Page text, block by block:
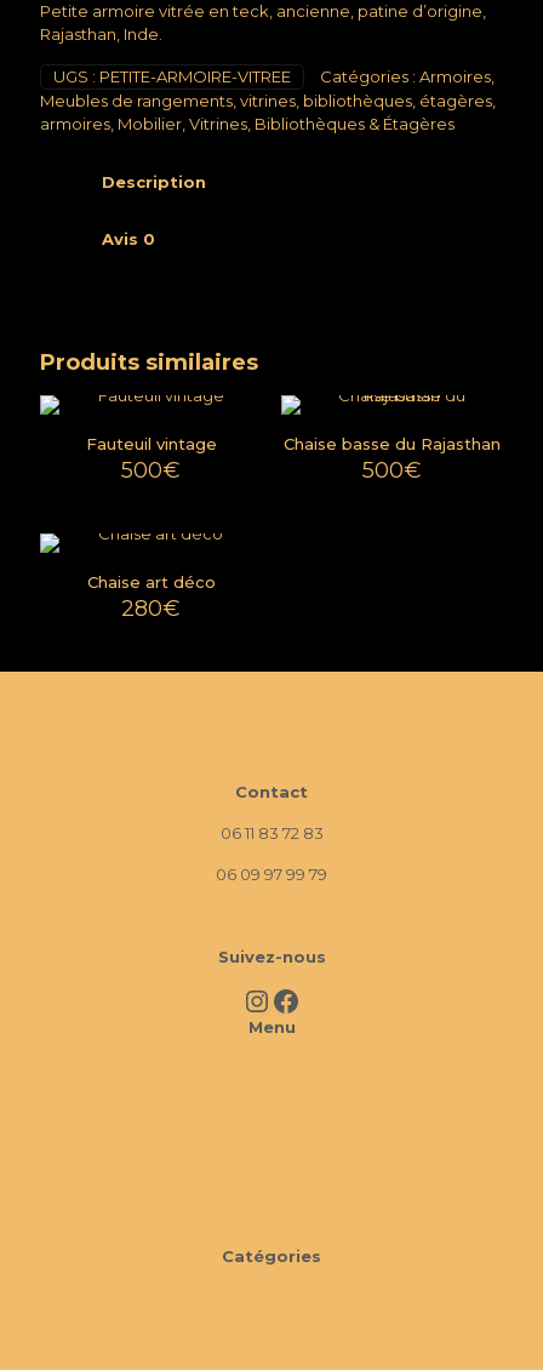
Petite armoire vitrée en teck, ancienne, patine d’origine,
Rajasthan, Inde.
UGS : PETITE-ARMOIRE-VITREE Catégories : Armoires
Meubles de rangements, vitrines, bibliothèques, étagères,
armoires Mobilier Vitrines, Bibliothèques & Étagères
Description
Avis 0
Produits similaires
Fauteuil vintage
500€
Chaise basse du Rajasthan
500€
Chaise art déco
280€
Contact
06 11 83 72 83
06 09 97 99 79
Suivez-nous
InstagramFacebook
Menu
Catégories